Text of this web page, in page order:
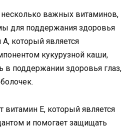
несколько важных витаминов,
для поддержания здоровья
который является
кукурузной каши,
в поддержании здоровья глаз,
витамин E, который является
и помогает защищать